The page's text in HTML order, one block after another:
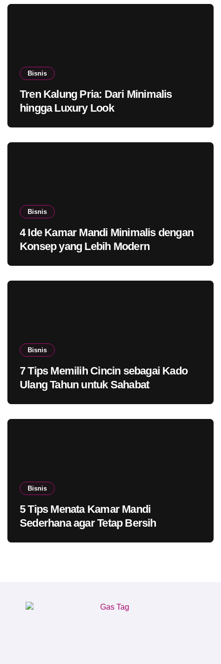
Bisnis
Tren Kalung Pria: Dari Minimalis
hingga Luxury Look
Bisnis
4 Ide Kamar Mandi Minimalis dengan
Konsep yang Lebih Modern
Bisnis
7 Tips Memilih Cincin sebagai Kado
Ulang Tahun untuk Sahabat
Bisnis
5 Tips Menata Kamar Mandi
Sederhana agar Tetap Bersih